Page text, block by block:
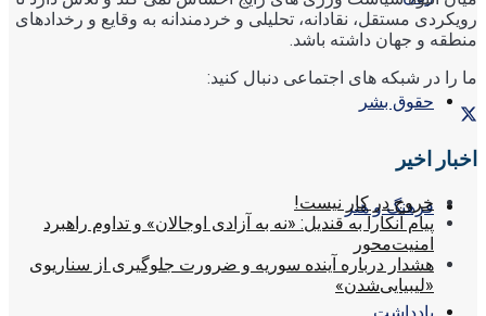
حقوق بشر
فرهنگ و هنر
رویکردی مستقل، نقادانه، تحلیلی و خردمندانه به وقایع و رخدادهای
منطقه و جهان داشته باشد.
ما را در شبکه های اجتماعی دنبال کنید:
اخبار اخیر
خروج در کار نیست!
پیام آنکارا به قندیل: «نه به آزادی اوجالان» و تداوم راهبرد
امنیت‌محور
هشدار درباره آینده سوریه و ضرورت جلوگیری از سناریوی
«لیبیایی‌شدن»